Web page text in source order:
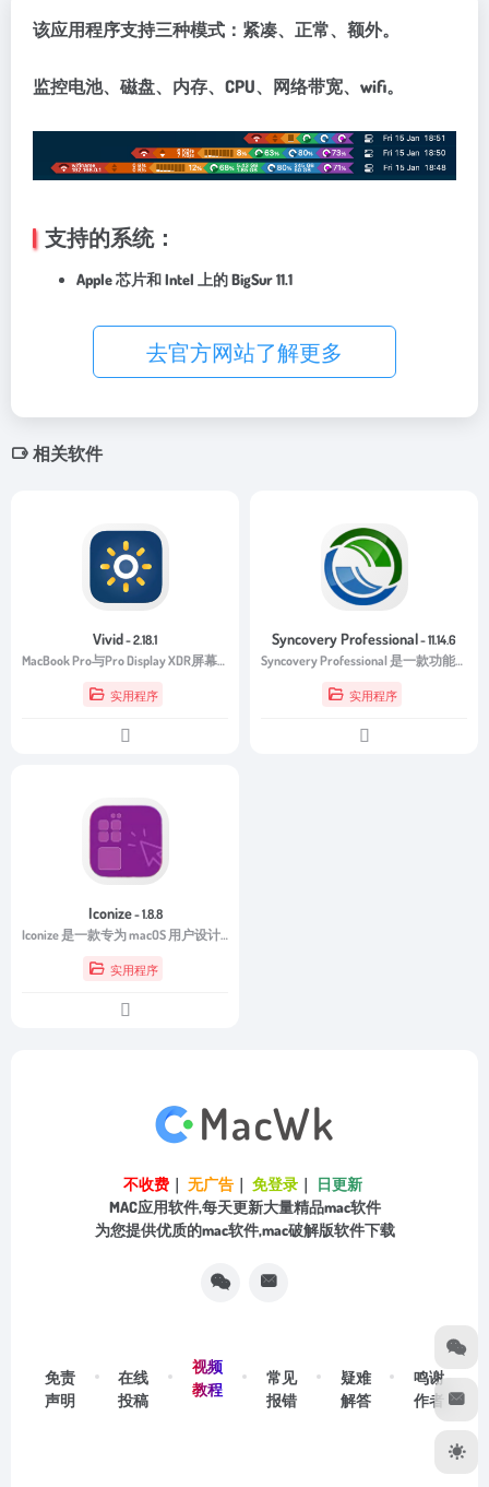
该应用程序支持三种模式：紧凑、正常、额外。
监控电池、磁盘、内存、CPU、网络带宽、wifi。
支持的系统：
Apple 芯片和 Intel 上的 BigSur 11.1
去官方网站了解更多
相关软件
Vivid- 2.18.1
MacBook Pro与Pro Display XDR屏幕优化软件
实用程序
Syncovery Professional- 11.14.6
Syncovery Professional 是一款功能强大的数据同步、备份、复制与迁移工具，专为个人用户和企业设计，让你的数据管理轻松而高效。
实用程序
Iconize- 1.8.8
Iconize 是一款专为 macOS 用户设计的图标自定义工具。它以简洁的界面、直观的操作和强大的功能，帮助用户轻松定制各种文件、文件夹和应用程序的图标，让您的系统焕然一新。
实用程序
不收费 ｜ 无广告 ｜ 免登录 ｜
日更新
MAC应用软件,每天更新大量精品mac软件
为您提供优质的mac软件,mac破解版软件下载
免责
声明
在线
投稿
视频
教程
常见
报错
疑难
解答
鸣谢
作者